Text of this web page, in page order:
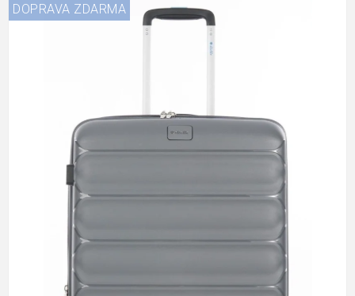
DOPRAVA ZDARMA